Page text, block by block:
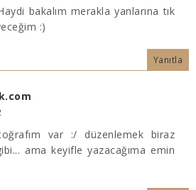
bakalım merakla yanlarına tık
:)
Yanıtla
var :/ düzenlemek biraz
ama keyifle yazacağıma emin